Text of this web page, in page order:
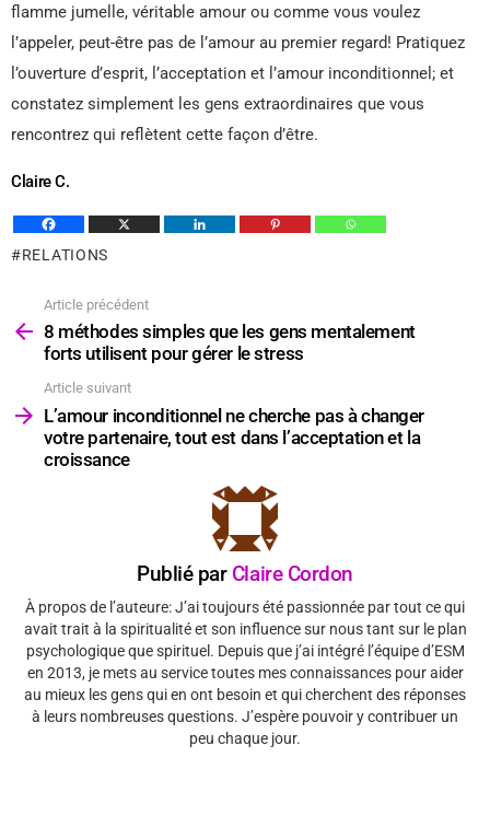
flamme jumelle, véritable amour ou comme vous voulez
l’appeler, peut-être pas de l’amour au premier regard! Pratiquez
l’ouverture d’esprit, l’acceptation et l’amour inconditionnel; et
constatez simplement les gens extraordinaires que vous
rencontrez qui reflètent cette façon d’être.
Claire C.
RELATIONS
plus
Article précédent
8 méthodes simples que les gens mentalement
forts utilisent pour gérer le stress
Article suivant
L’amour inconditionnel ne cherche pas à changer
votre partenaire, tout est dans l’acceptation et la
croissance
Publié par Claire Cordon
À propos de l’auteure: J’ai toujours été passionnée par tout ce qui
avait trait à la spiritualité et son influence sur nous tant sur le plan
psychologique que spirituel. Depuis que j’ai intégré l’équipe d’ESM
en 2013, je mets au service toutes mes connaissances pour aider
au mieux les gens qui en ont besoin et qui cherchent des réponses
à leurs nombreuses questions. J’espère pouvoir y contribuer un
peu chaque jour.